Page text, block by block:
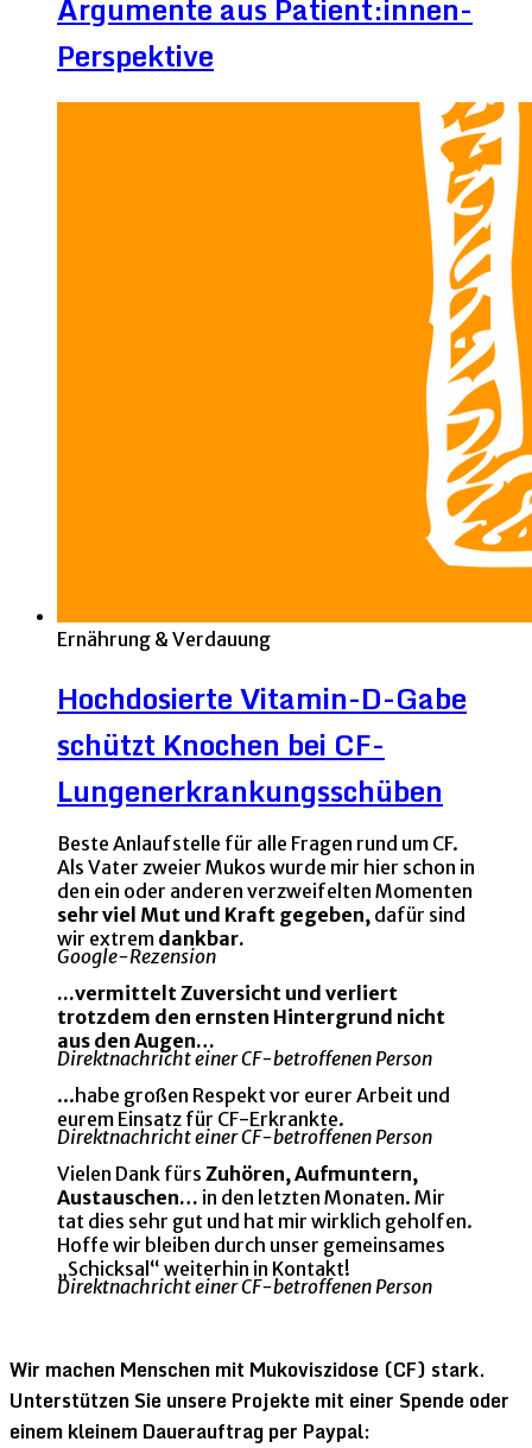
Perspektive
Ernährung & Verdauung
Hochdosierte Vitamin-D-Gabe
schützt Knochen bei CF-
Lungenerkrankungsschüben
Beste Anlaufstelle für alle Fragen rund um CF.
Als Vater zweier Mukos wurde mir hier schon in
den ein oder anderen verzweifelten Momenten
sehr viel Mut und Kraft gegeben, dafür sind
wir extrem dankbar.
Google-Rezension
...vermittelt Zuversicht und verliert
trotzdem den ernsten Hintergrund nicht
aus den Augen…
Direktnachricht einer CF-betroffenen Person
...habe großen Respekt vor eurer Arbeit und
eurem Einsatz für CF-Erkrankte.
Direktnachricht einer CF-betroffenen Person
Vielen Dank fürs Zuhören, Aufmuntern,
Austauschen… in den letzten Monaten. Mir
tat dies sehr gut und hat mir wirklich geholfen.
Hoffe wir bleiben durch unser gemeinsames
„Schicksal“ weiterhin in Kontakt!
Direktnachricht einer CF-betroffenen Person
Wir machen Menschen mit Mukoviszidose (CF) stark.
Unterstützen Sie unsere Projekte mit einer Spende oder
einem kleinem Dauerauftrag per Paypal: